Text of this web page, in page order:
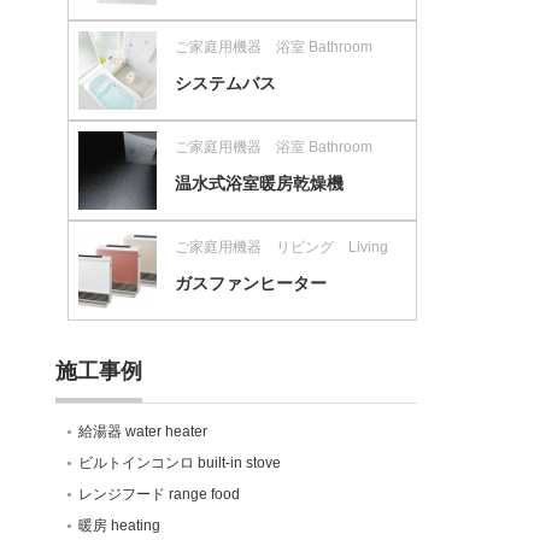
ご家庭用機器 浴室 Bathroom
システムバス
ご家庭用機器 浴室 Bathroom
温水式浴室暖房乾燥機
ご家庭用機器 リビング Living
ガスファンヒーター
施工事例
給湯器 water heater
ビルトインコンロ built-in stove
レンジフード range food
暖房 heating